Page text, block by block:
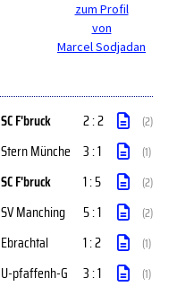
zum Profil
von
Marcel Sodjadan
SC F'bruck 2 : 2 (2)
Stern Münche 3 : 1 (1)
SC F'bruck 1 : 5 (2)
SV Manching 5 : 1 (2)
Ebrachtal 1 : 2 (1)
U-pfaffenh-G 3 : 1 (1)